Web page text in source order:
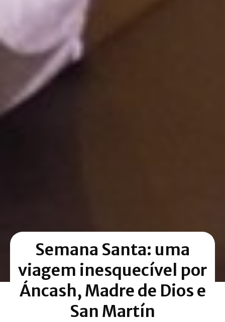
Semana Santa: uma
viagem inesquecível por
Áncash, Madre de Dios e
San Martín